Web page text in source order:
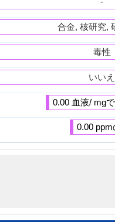
合金, 核研究,
毒性
いいえ
0.00 血液/ mg
0.00 ppm